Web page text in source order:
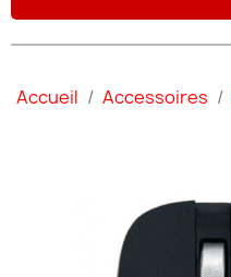
Accueil Accessoires